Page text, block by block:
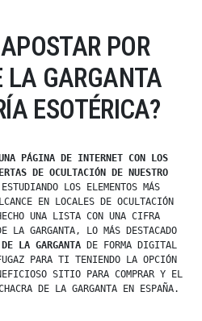
POR
LA GARGANTA
ESOTÉRICA?
PÁGINA DE INTERNET CON LOS
DE OCULTACIÓN DE NUESTRO
LOS ELEMENTOS MÁS
EN LOCALES DE OCULTACIÓN
UNA LISTA CON UNA CIFRA
LA GARGANTA, LO MÁS DESTACADO
DE LA GARGANTADE FORMA DIGITAL
PARA TI TENIENDO LA OPCIÓN
SITIO PARA COMPRAR Y EL
DE LA GARGANTA EN ESPAÑA.